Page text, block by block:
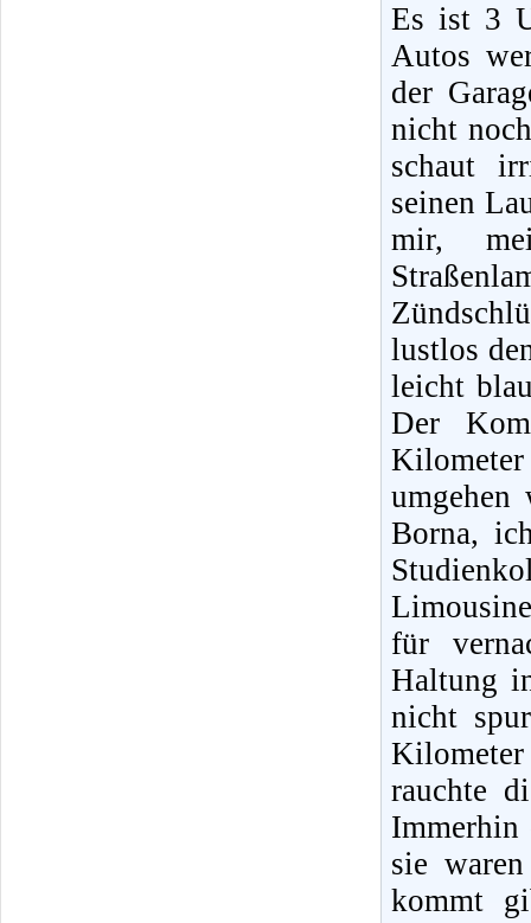
Es ist 3
Autos
der
nicht
schaut
seinen
mir,
lustlos
leicht
Der
Borna,
für
Haltung
nicht
Kilometer
rauchte
Immerhin
sie
kommt